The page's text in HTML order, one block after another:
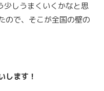
少しうまくいくかなと思
ので、そこが全国の壁の
します！